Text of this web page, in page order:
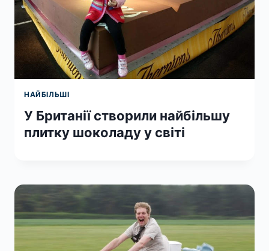
НАЙБІЛЬШІ
У Британії створили найбільшу
плитку шоколаду у світі